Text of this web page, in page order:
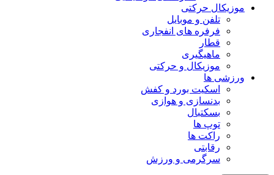
موزیکال حرکتی
تلفن و موبایل
فرفره های انفجاری
قطار
ماهیگیری
موزیکال و حرکتی
ورزشی ها
اسکیت بورد و کفش
بدنسازی و هوازی
بسکتبال
توپ ها
راکت ها
رقابتی
سرگرمی و ورزش